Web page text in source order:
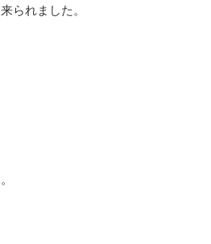
られました。